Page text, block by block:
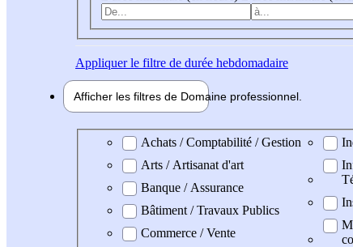
Appliquerle filtre de durée hebdomadaire
Afficher les filtres de Domaine professionnel
Domaine professionel
Achats / Comptabilité / Gestion
Arts / Artisanat d'art
Banque / Assurance
Bâtiment / Travaux Publics
Commerce / Vente